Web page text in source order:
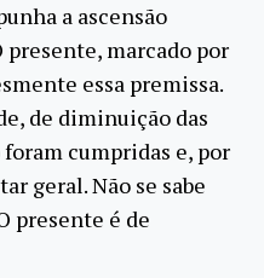
a ascensão
presente, marcado por
essa premissa.
de diminuição das
cumpridas e, por
geral. Não se sabe
presente é de